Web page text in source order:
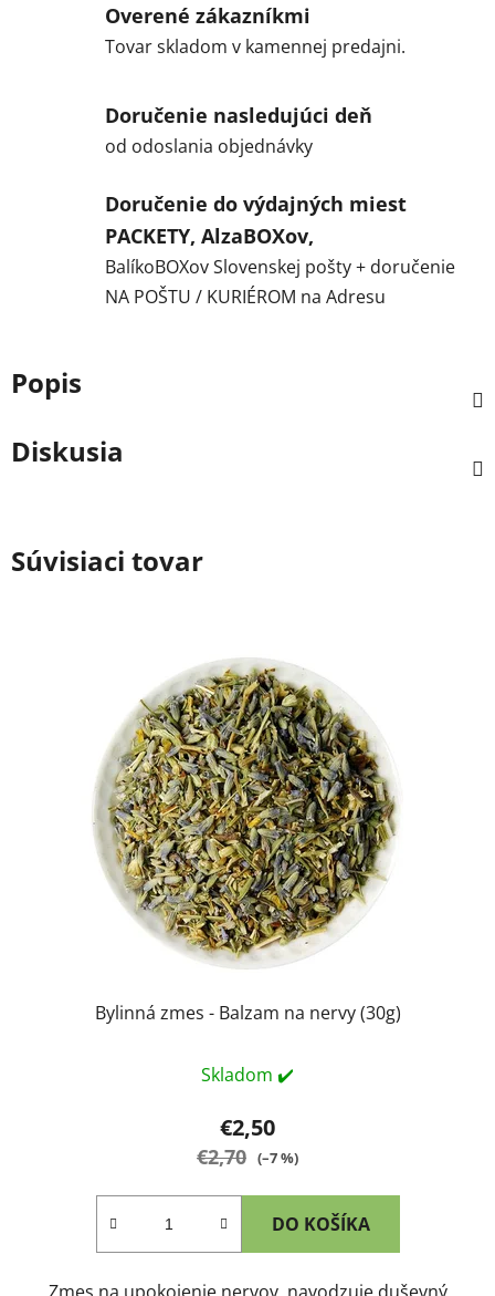
Overené zákazníkmi
Tovar skladom v kamennej predajni.
Doručenie nasledujúci deň
od odoslania objednávky
Doručenie do výdajných miest
PACKETY, AlzaBOXov,
BalíkoBOXov Slovenskej pošty + doručenie
NA POŠTU / KURIÉROM na Adresu
Popis
Diskusia
Súvisiaci tovar
Bylinná zmes - Balzam na nervy (30g)
Skladom ✔️
€2,50
€2,70 (–7 %)
DO KOŠÍKA